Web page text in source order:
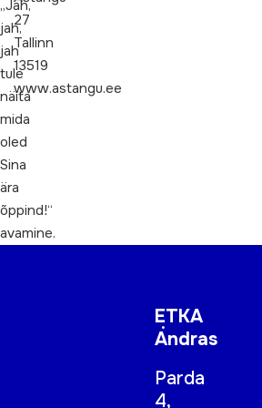
„Jah,
jah,
jah
tule
näita
mida
oled
Sina
ära
õppind!“
avamine.
27
Tallinn
13519
www.astangu.ee
ETKA
Andras
Parda
4,